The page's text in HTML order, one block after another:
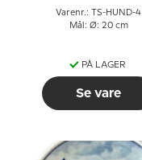
Varenr.: TS-HUND-4
Mål: Ø: 20 cm
PÅ LAGER
Se vare